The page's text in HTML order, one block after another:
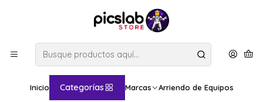
Inicio Categorías Marcas Arriendo de Equipos